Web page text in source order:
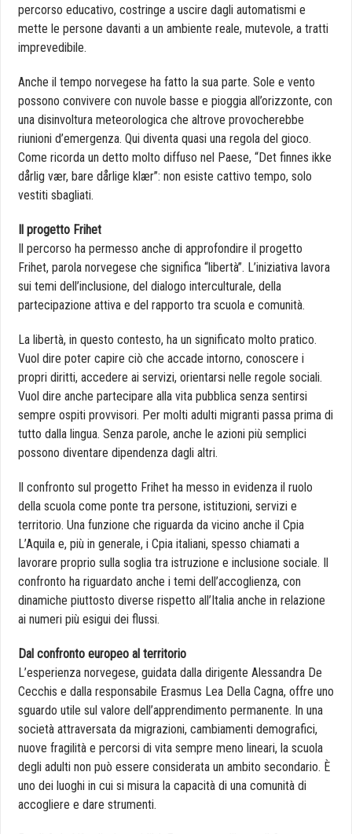
percorso educativo, costringe a uscire dagli automatismi e
mette le persone davanti a un ambiente reale, mutevole, a tratti
imprevedibile.
Anche il tempo norvegese ha fatto la sua parte. Sole e vento
possono convivere con nuvole basse e pioggia all’orizzonte, con
una disinvoltura meteorologica che altrove provocherebbe
riunioni d’emergenza. Qui diventa quasi una regola del gioco.
Come ricorda un detto molto diffuso nel Paese, “Det finnes ikke
dårlig vær, bare dårlige klær”: non esiste cattivo tempo, solo
vestiti sbagliati.
Il progetto Frihet
Il percorso ha permesso anche di approfondire il progetto
Frihet, parola norvegese che significa “libertà”. L’iniziativa lavora
sui temi dell’inclusione, del dialogo interculturale, della
partecipazione attiva e del rapporto tra scuola e comunità.
La libertà, in questo contesto, ha un significato molto pratico.
Vuol dire poter capire ciò che accade intorno, conoscere i
propri diritti, accedere ai servizi, orientarsi nelle regole sociali.
Vuol dire anche partecipare alla vita pubblica senza sentirsi
sempre ospiti provvisori. Per molti adulti migranti passa prima di
tutto dalla lingua. Senza parole, anche le azioni più semplici
possono diventare dipendenza dagli altri.
Il confronto sul progetto Frihet ha messo in evidenza il ruolo
della scuola come ponte tra persone, istituzioni, servizi e
territorio. Una funzione che riguarda da vicino anche il Cpia
L’Aquila e, più in generale, i Cpia italiani, spesso chiamati a
lavorare proprio sulla soglia tra istruzione e inclusione sociale. Il
confronto ha riguardato anche i temi dell’accoglienza, con
dinamiche piuttosto diverse rispetto all’Italia anche in relazione
ai numeri più esigui dei flussi.
Dal confronto europeo al territorio
L’esperienza norvegese, guidata dalla dirigente Alessandra De
Cecchis e dalla responsabile Erasmus Lea Della Cagna, offre uno
sguardo utile sul valore dell’apprendimento permanente. In una
società attraversata da migrazioni, cambiamenti demografici,
nuove fragilità e percorsi di vita sempre meno lineari, la scuola
degli adulti non può essere considerata un ambito secondario. È
uno dei luoghi in cui si misura la capacità di una comunità di
accogliere e dare strumenti.